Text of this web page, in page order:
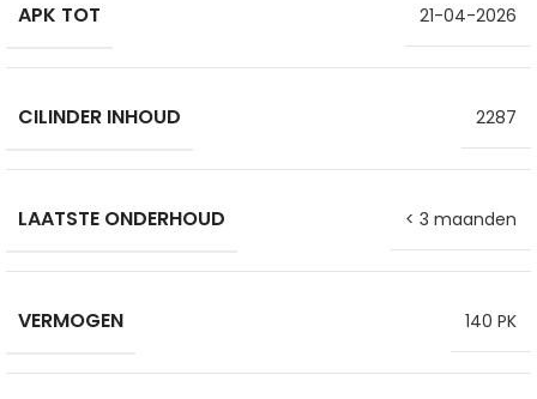
APK TOT 21-04-2026
CILINDER INHOUD 2287
LAATSTE ONDERHOUD < 3 maanden
VERMOGEN 140 PK